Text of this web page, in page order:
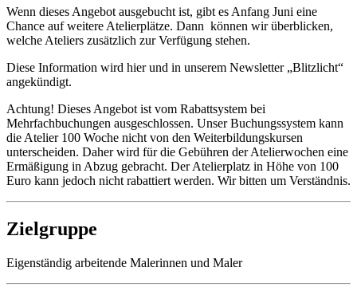
Wenn dieses Angebot ausgebucht ist, gibt es Anfang Juni eine
Chance auf weitere Atelierplätze. Dann können wir überblicken,
welche Ateliers zusätzlich zur Verfügung stehen.
Diese Information wird hier und in unserem Newsletter „Blitzlicht“
angekündigt.
Achtung! Dieses Angebot ist vom Rabattsystem bei
Mehrfachbuchungen ausgeschlossen. Unser Buchungssystem kann
die Atelier 100 Woche nicht von den Weiterbildungskursen
unterscheiden. Daher wird für die Gebühren der Atelierwochen eine
Ermäßigung in Abzug gebracht. Der Atelierplatz in Höhe von 100
Euro kann jedoch nicht rabattiert werden. Wir bitten um Verständnis.
Zielgruppe
Eigenständig arbeitende Malerinnen und Maler